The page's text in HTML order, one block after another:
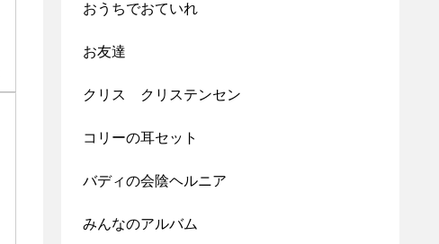
おうちでおていれ
お友達
クリス クリステンセン
コリーの耳セット
バディの会陰ヘルニア
みんなのアルバム